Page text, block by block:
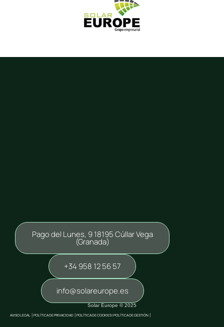
Pago del Lunes, 9 18195 Cúllar Vega
(Granada)
+34 958 12 56 57
info@solareurope.es
Solar Europe © 2025
AVISO LEGAL POLÍTICA DE PRIVACIDAD POLÍTICA DE COOKIES |POLÍTICA DE GESTIÓN